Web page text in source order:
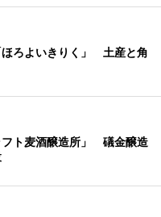
ほろよいきりく」 土産と角
フト麦酒醸造所」 礒金醸造